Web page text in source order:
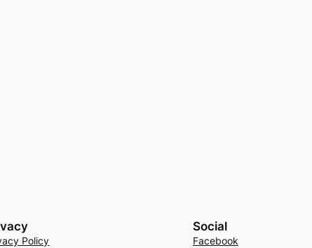
Policy
Social
Facebook